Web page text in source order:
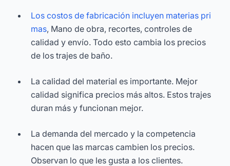
Los costos de fabricación incluyen materias pri
mas, Mano de obra, recortes, controles de
calidad y envío. Todo esto cambia los precios
de los trajes de baño.
La calidad del material es importante. Mejor
calidad significa precios más altos. Estos trajes
duran más y funcionan mejor.
La demanda del mercado y la competencia
hacen que las marcas cambien los precios.
Observan lo que les gusta a los clientes.